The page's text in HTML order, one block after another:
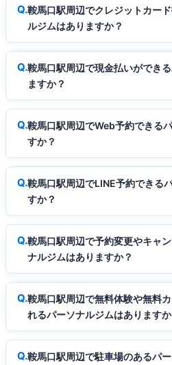
鞍馬口駅周辺でクレジットカー
ルジムはありますか？
鞍馬口駅周辺で現金払いができ
ますか？
鞍馬口駅周辺でWeb予約できる
すか？
鞍馬口駅周辺でLINE予約できる
すか？
鞍馬口駅周辺で予約変更やキャ
ナルジムはありますか？
鞍馬口駅周辺で無料体験や無料
れるパーソナルジムはありますか
鞍馬口駅周辺で駐車場のあるパ